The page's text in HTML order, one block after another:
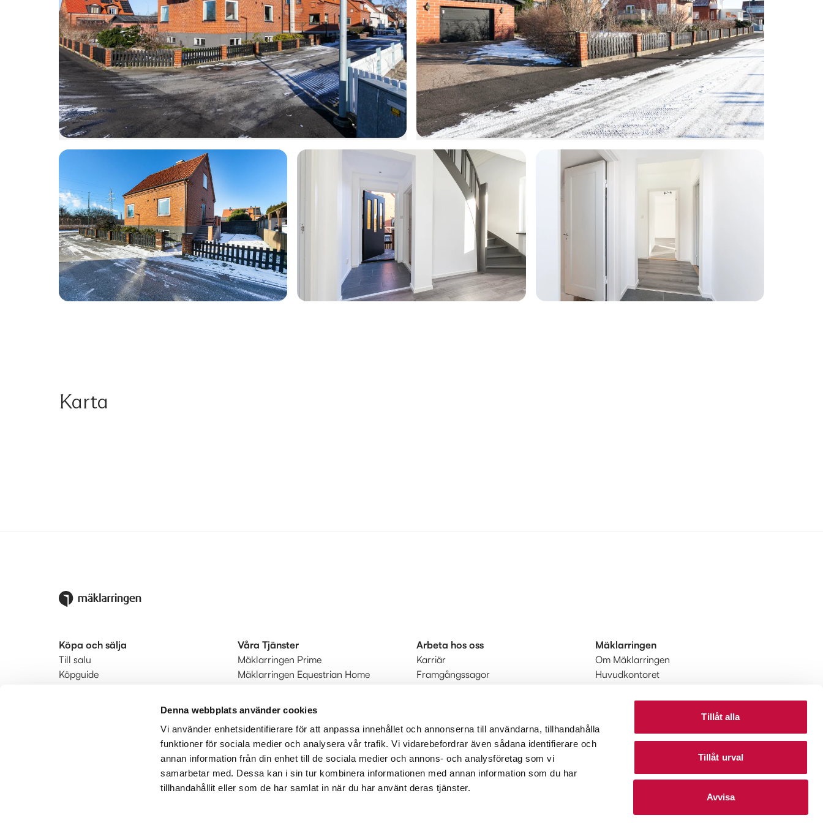
Denna webbplats använder cookies
Vi använder enhetsidentifierare för att anpassa innehållet och annonserna till användarna, tillhandahålla
funktioner för sociala medier och analysera vår trafik. Vi vidarebefordrar även sådana identifierare och
annan information från din enhet till de sociala medier och annons- och analysföretag som vi
samarbetar med. Dessa kan i sin tur kombinera informationen med annan information som du har
tillhandahållit eller som de har samlat in när du har använt deras tjänster.
Tillåt alla
Tillåt urval
Avvisa
Karta
Köpa och sälja
Till salu
Köpguide
Våra Tjänster
Mäklarringen Prime
Mäklarringen Equestrian Home
Ringmärkt
Kunderbjudanden
Arbeta hos oss
Karriär
Framgångssagor
Mäklarringen
Om Mäklarringen
Huvudkontoret
Användarvillkor
Upptäck Mäklarringen Utland